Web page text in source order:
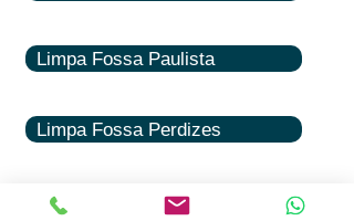
Limpa Fossa Paulista
Limpa Fossa Perdizes
Limpa Fossa Pinheiros